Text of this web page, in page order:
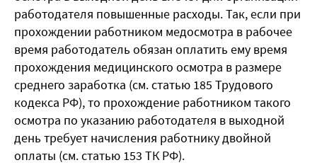
работодателя повышенные расходы. Так, если при
прохождении работником медосмотра в рабочее
время работодатель обязан оплатить ему время
прохождения медицинского осмотра в размере
среднего заработка (см. статью 185 Трудового
кодекса РФ), то прохождение работником такого
осмотра по указанию работодателя в выходной
день требует начисления работнику двойной
оплаты (см. статью 153 ТК РФ).